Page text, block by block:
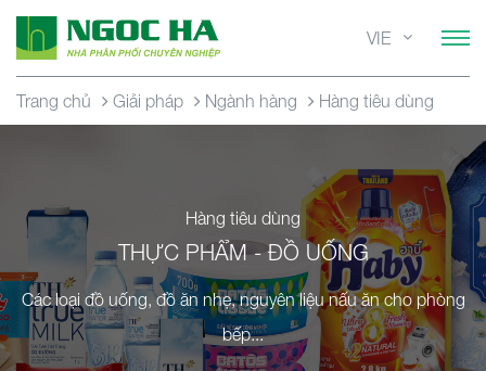
VIE
Trang chủ Giải pháp Ngành hàng Hàng tiêu dùng
Hàng tiêu dùng
THỰC PHẨM - ĐỒ UỐNG
Các loại đồ uống, đồ ăn nhẹ, nguyên liệu nấu ăn cho phòng
bếp...